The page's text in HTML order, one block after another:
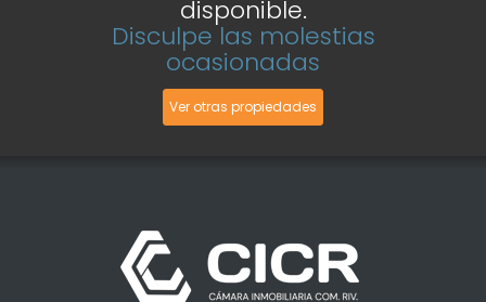
disponible.
Disculpe las molestias
ocasionadas
Ver otras propiedades